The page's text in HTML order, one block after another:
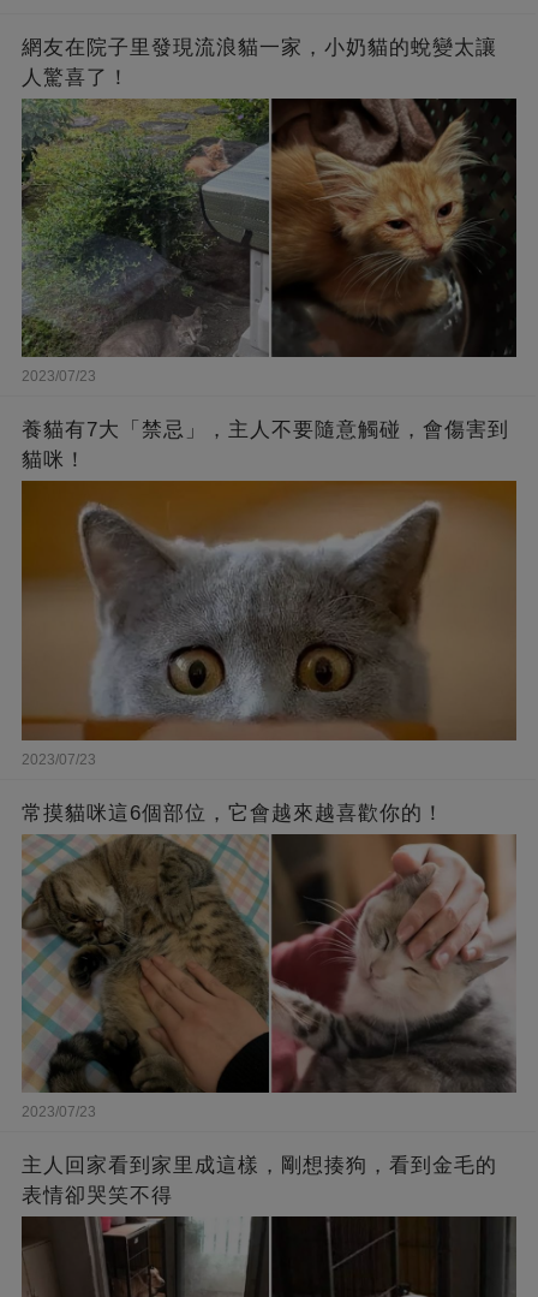
網友在院子里發現流浪貓一家，小奶貓的蛻變太讓
人驚喜了！
2023/07/23
養貓有7大「禁忌」，主人不要隨意觸碰，會傷害到
貓咪！
2023/07/23
常摸貓咪這6個部位，它會越來越喜歡你的！
2023/07/23
主人回家看到家里成這樣，剛想揍狗，看到金毛的
表情卻哭笑不得